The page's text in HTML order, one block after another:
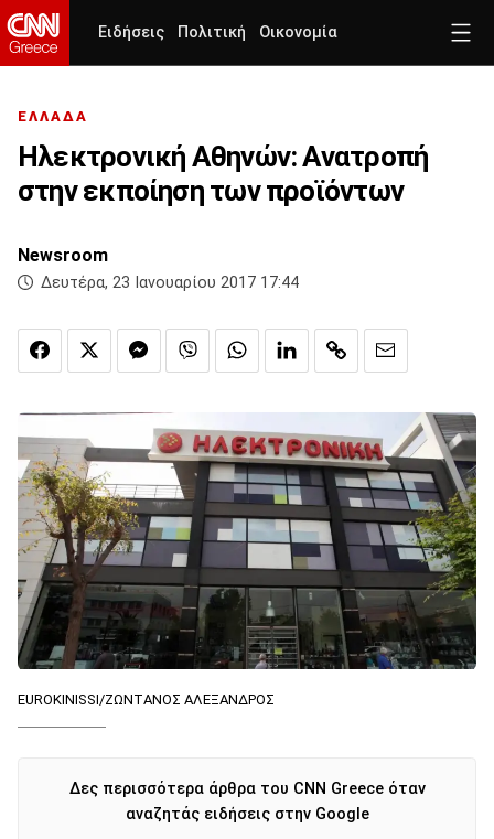
Ειδήσεις Πολιτική Οικονομία
ΕΛΛΑΔΑ
Ηλεκτρονική Αθηνών: Ανατροπή
στην εκποίηση των προϊόντων
Newsroom
Δευτέρα, 23 Ιανουαρίου 2017 17:44
EUROKINISSI/ΖΩΝΤΑΝΟΣ ΑΛΕΞΑΝΔΡΟΣ
Δες περισσότερα άρθρα του CNN Greece όταν
αναζητάς ειδήσεις στην Google